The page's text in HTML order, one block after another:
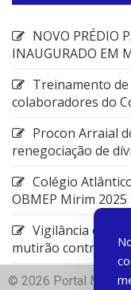
NOVO PRÉDIO
INAUGURADO EM
Treinamento
colaboradores do
Procon Arraial
renegociação de
Colégio
OBMEP Mirim 2025
Vigilância em
mutirão contra
© 2026 Portal